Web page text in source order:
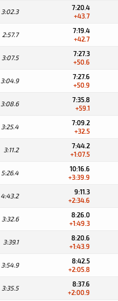
3:02.3
7:20.4
+43.7
2:57.7
7:19.4
+42.7
3:07.5
7:27.3
+50.6
3:04.9
7:27.6
+50.9
3:08.6
7:35.8
+59.1
3:25.4
7:09.2
+32.5
3:11.2
7:44.2
+1:07.5
5:26.4
10:16.6
+3:39.9
4:43.2
9:11.3
+2:34.6
3:32.6
8:26.0
+1:49.3
3:39.1
8:20.6
+1:43.9
3:54.9
8:42.5
+2:05.8
3:35.5
8:37.6
+2:00.9